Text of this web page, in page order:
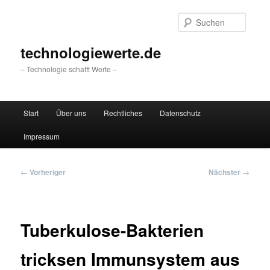
technologiewerte.de
– Technologie schafft Werte –
Start Über uns Rechtliches Datenschutz
Impressum
Beitragsnavigation
← Vorheriger Nächster →
Tuberkulose-Bakterien
tricksen Immunsystem aus